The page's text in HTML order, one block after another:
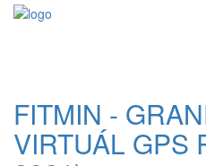
FITMIN -
VIRTUÁL GPS